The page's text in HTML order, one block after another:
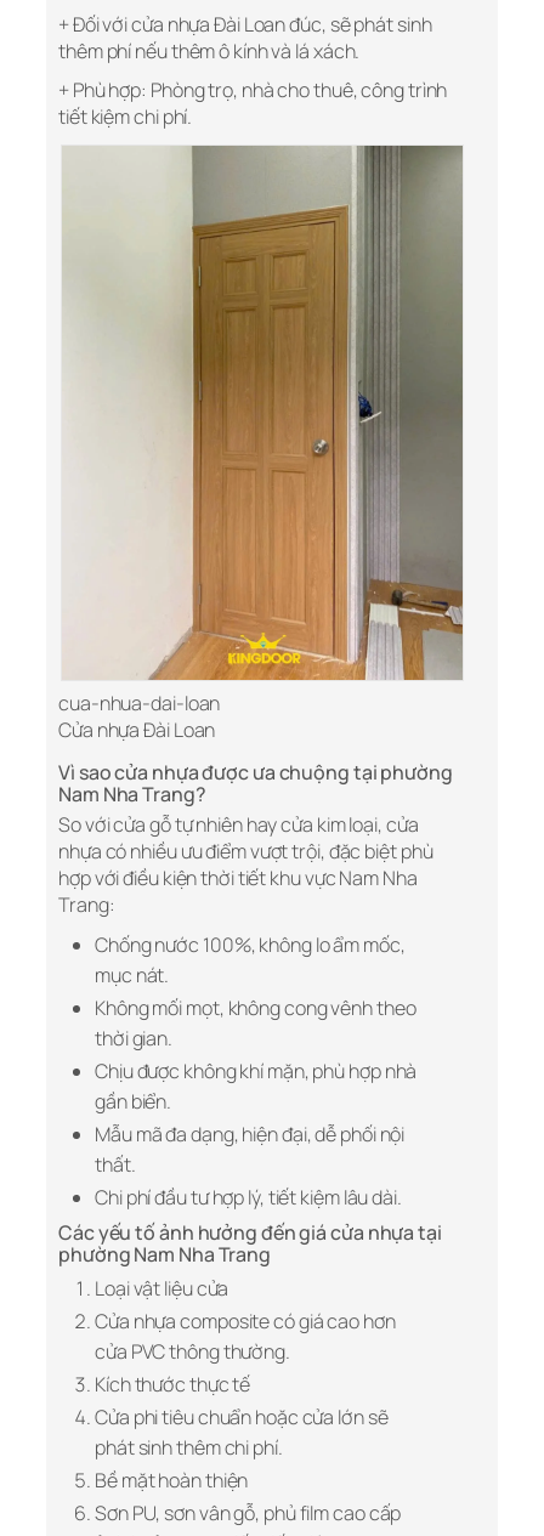
+ Đối với cửa nhựa Đài Loan đúc, sẽ phát sinh
thêm phí nếu thêm ô kính và lá xách.
+ Phù hợp: Phòng trọ, nhà cho thuê, công trình
tiết kiệm chi phí.
cua-nhua-dai-loan
Cửa nhựa Đài Loan
Vì sao cửa nhựa được ưa chuộng tại phường
Nam Nha Trang?
So với cửa gỗ tự nhiên hay cửa kim loại, cửa
nhựa có nhiều ưu điểm vượt trội, đặc biệt phù
hợp với điều kiện thời tiết khu vực Nam Nha
Trang:
Chống nước 100%, không lo ẩm mốc,
mục nát.
Không mối mọt, không cong vênh theo
thời gian.
Chịu được không khí mặn, phù hợp nhà
gần biển.
Mẫu mã đa dạng, hiện đại, dễ phối nội
thất.
Chi phí đầu tư hợp lý, tiết kiệm lâu dài.
Các yếu tố ảnh hưởng đến giá cửa nhựa tại
phường Nam Nha Trang
Loại vật liệu cửa
Cửa nhựa composite có giá cao hơn
cửa PVC thông thường.
Kích thước thực tế
Cửa phi tiêu chuẩn hoặc cửa lớn sẽ
phát sinh thêm chi phí.
Bề mặt hoàn thiện
Sơn PU, sơn vân gỗ, phủ film cao cấp